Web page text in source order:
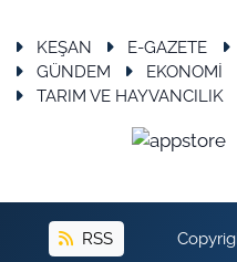
KEŞAN E-GAZETE
GÜNDEM
EKONOMİ
TARIM VE HAYVANCILIK
RSS